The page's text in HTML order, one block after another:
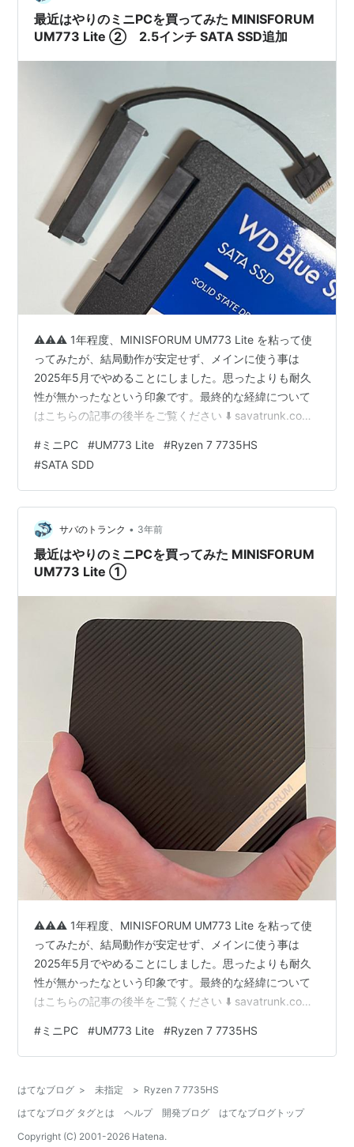
最近はやりのミニPCを買ってみた MINISFORUM
UM773 Lite ② 2.5インチ SATA SSD追加
⚠️⚠️⚠️ 1年程度、MINISFORUM UM773 Lite を粘って使
ってみたが、結局動作が安定せず、メインに使う事は
2025年5月でやめることにしました。思ったよりも耐久
性が無かったなという印象です。最終的な経緯について
はこちらの記事の後半をご覧ください ⬇️ savatrunk.com
UM773 Lite を買いました。①の紹介記事 ⬇️ に続いて、
今回は 2.5インチSATA SSDの追加です。 2.5インチSATA
SSD 取り付け まとめ 2.5インチSATA SSD 取り付け 四隅
にゴム足があり、それをはがす…
#ミニPC #UM773 Lite #Ryzen 7 7735HS
#SATA SDD
サバのトランク • 3年前
最近はやりのミニPCを買ってみた MINISFORUM
UM773 Lite ①
⚠️⚠️⚠️ 1年程度、MINISFORUM UM773 Lite を粘って使
ってみたが、結局動作が安定せず、メインに使う事は
2025年5月でやめることにしました。思ったよりも耐久
性が無かったなという印象です。最終的な経緯について
はこちらの記事の後半をご覧ください ⬇️ savatrunk.com
もう8年も経ってしまいましたが、当時かなり良いスペッ
クのものを買っていたので、まだまだ壊れるまで使おう
Core i7-6700K であるために Windows11にアップデート
できま…
#ミニPC #UM773 Lite #Ryzen 7 7735HS
はてなブログ > 未指定 > Ryzen 7 7735HS
はてなブログ タグとは
ヘルプ 開発ブログ
はてなブログトップ
Copyright (C) 2001-2026 Hatena.